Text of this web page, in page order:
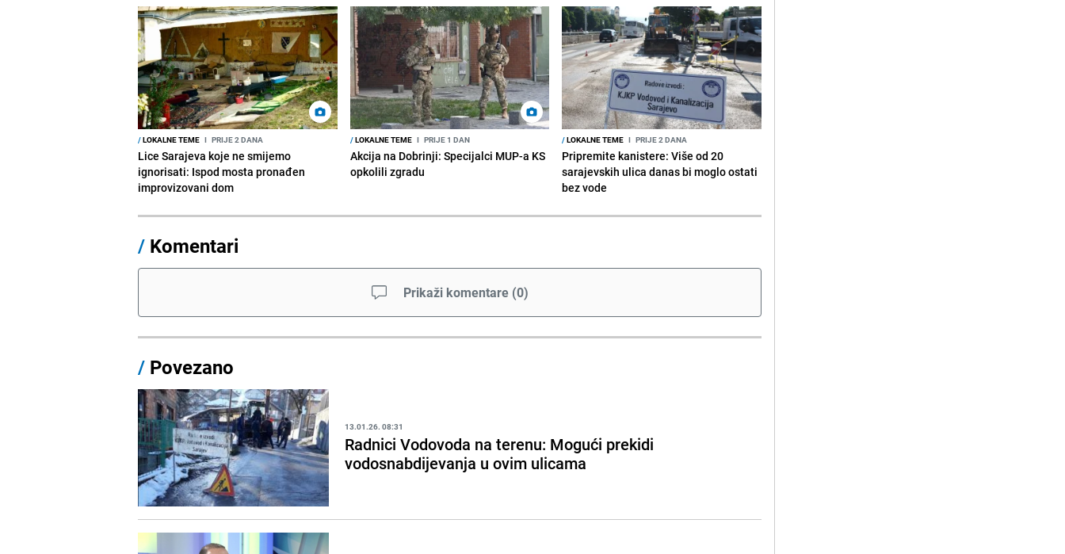
/LOKALNE TEME I PRIJE 2 DANA
Lice Sarajeva koje ne smijemo
ignorisati: Ispod mosta pronađen
improvizovani dom
/LOKALNE TEME I PRIJE 1 DAN
Akcija na Dobrinji: Specijalci MUP-a KS
opkolili zgradu
/LOKALNE TEME I PRIJE 2 DANA
Pripremite kanistere: Više od 20
sarajevskih ulica danas bi moglo ostati
bez vode
/ Komentari
Prikaži komentare (0)
/ Povezano
13.01.26. 08:31
Radnici Vodovoda na terenu: Mogući prekidi
vodosnabdijevanja u ovim ulicama